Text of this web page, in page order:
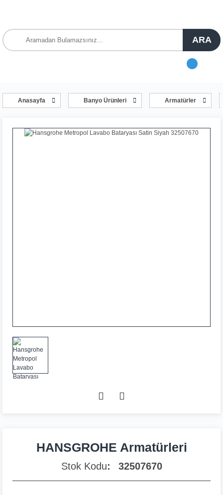
ARA
Anasayfa Banyo Ürünleri Armatürler
HANSGROHE Armatürleri
Stok Kodu 32507670